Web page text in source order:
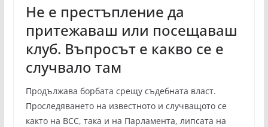
Не е престъпление да
притежаваш или посещаваш
клуб. Въпросът е какво се е
случвало там
Продължава борбата срещу съдебната власт.
Проследяването на известното и случващото се
както на ВСС, така и на Парламента, липсата на